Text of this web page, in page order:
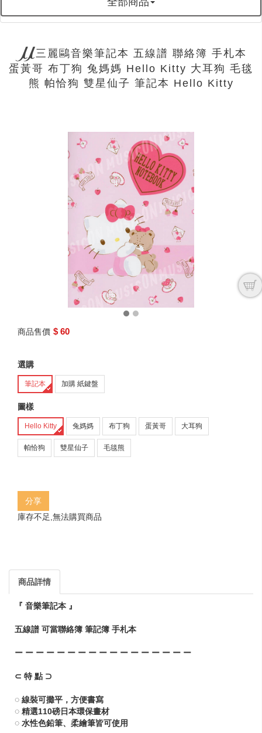
三麗鷗音樂筆記本 五線譜 聯絡簿 手札本
蛋黃哥 布丁狗 兔媽媽 Hello Kitty 大耳狗 毛毯
熊 帕恰狗 雙星仙子 筆記本 Hello Kitty
商品售價 $ 60
選購
筆記本 加購 紙鍵盤
圖樣
Hello Kitty 兔媽媽 布丁狗 蛋黃哥 大耳狗
帕恰狗 雙星仙子 毛毯熊
分享
庫存不足,無法購買商品
商品詳情
『 音樂筆記本 』
五線譜 可當聯絡簿 筆記簿 手札本
ー ー ー ー ー ー ー ー ー ー ー ー ー ー ー ー ー
⊂ 特 點 ⊃
◌ 線裝可攤平，方便書寫
◌ 精選110磅日本環保畫材
◌ 水性色鉛筆、柔繪筆皆可使用